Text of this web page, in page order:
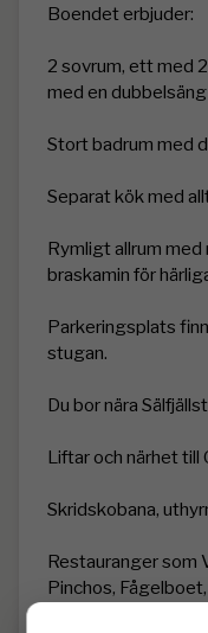
Boendet erbjuder:
2 sovrum, ett med
med en
Stort badrum med
Separat kök med
Rymligt allrum
braskamin för
Parkeringsplats
stugan.
Du bor nära
Liftar och närhet till
Skridskobana,
Restauranger som
Pinchos,